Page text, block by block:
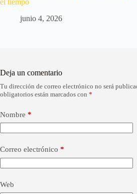
junio 4, 2026
Deja un comentario
Tu dirección de correo electrónico no será
obligatorios están marcados con *
Nombre *
Correo electrónico *
Web
A
l
e
r
n
t
i
v
: